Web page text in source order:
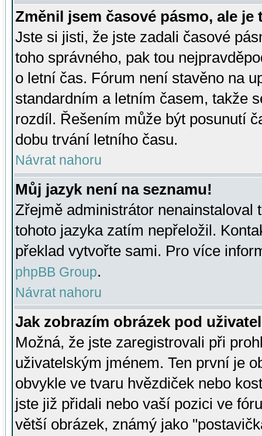
Změnil jsem časové pásmo, ale je
Jste si jisti, že jste zadali časové
toho správného, pak tou
o letní čas. Fórum není stavěno na
standardním a letním časem, takže
rozdíl. Řešením může být posunutí
dobu trvání letního času.
Návrat nahoru
Můj jazyk není na seznamu!
Zřejmě administrátor nenainstaloval
tohoto jazyka zatím nepřeložil.
překlad vytvořte sami. Pro více
phpBB Group.
Návrat nahoru
Jak zobrazím obrázek pod
Možná, že jste zaregistrovali při
uživatelským jménem. Ten první je
obvykle ve tvaru hvězdiček nebo
jste již přidali nebo vaší pozici ve
větší obrázek, známý jako